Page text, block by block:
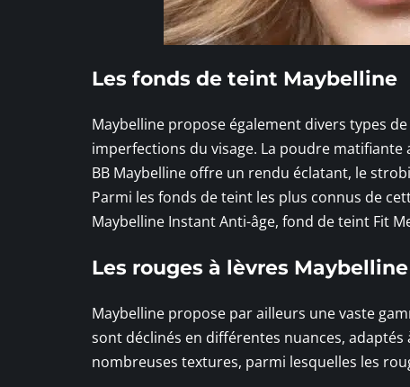
Les fonds de teint Maybelline
Maybelline propose également divers types de
imperfections du visage. La poudre
BB Maybelline offre un rendu éclatant, le
Parmi les fonds de teint les plus connus de
Maybelline Instant Anti-âge, fond de teint Fit
Les rouges à lèvres Maybelline
Maybelline propose par ailleurs une vaste
sont déclinés en différentes nuances,
nombreuses textures, parmi lesquelles les